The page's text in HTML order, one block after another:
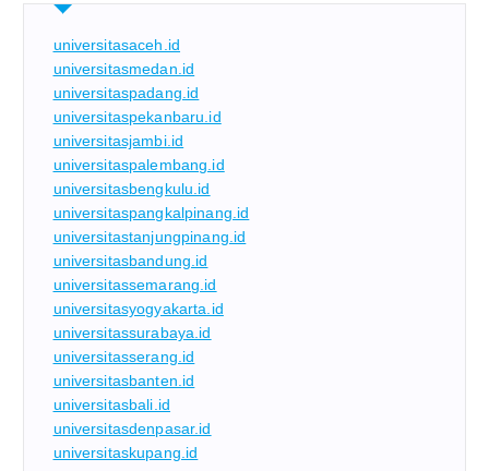
universitasaceh.id
universitasmedan.id
universitaspadang.id
universitaspekanbaru.id
universitasjambi.id
universitaspalembang.id
universitasbengkulu.id
universitaspangkalpinang.id
universitastanjungpinang.id
universitasbandung.id
universitassemarang.id
universitasyogyakarta.id
universitassurabaya.id
universitasserang.id
universitasbanten.id
universitasbali.id
universitasdenpasar.id
universitaskupang.id